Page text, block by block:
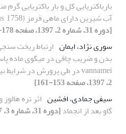
بارباکتریایی کل و بار باکتریایی
آب شیرین دارای ماهی قرمز (Carassius auratus Linnaeus, 1758)
[دوره 31، شماره 2، 1397، صفحه 178-188]
سوری نژاد، ایمان ارتباط ریخت
vannamei در طی پرورش در شرایط نیمه متراکم
2، 1397، صفحه 153-161]
سیفی جمادی، افشین اثر تره
گاو بعد از انجماد[دوره 31، شماره 3، 1397، صفحه 293-303]